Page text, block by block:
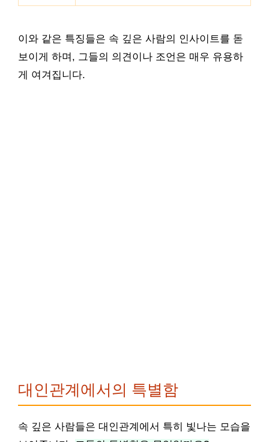
이와 같은 특징들은 속 깊은 사람의 인사이트를 돋
보이게 하며, 그들의 의견이나 조언은 매우 유용하
게 여겨집니다.
대인관계에서의 특별함
속 깊은 사람들은 대인관계에서 특히 빛나는 모습을